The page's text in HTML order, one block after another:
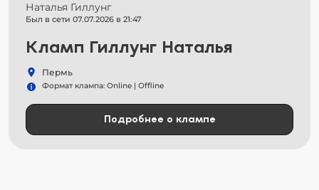
Наталья Гиллунг
Был в сети 07.07.2026 в 21:47
Кламп Гиллунг Наталья
Пермь
Формат клампа: Online | Offline
Подробнее о клампе